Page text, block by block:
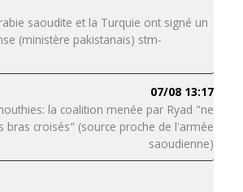
saoudite et la Turquie ont signé un
(ministère pakistanais) stm-
07/08 13:17
la coalition menée par Ryad "ne
bras croisés" (source proche de l'armée
saoudienne)